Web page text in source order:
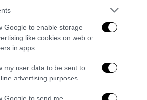
Google to enable storage
like cookies on web or
in apps.
my user data to be sent to
advertising purposes.
Google to send me
δεν υπάρχει κίνδυνος
Διεύθυνση Ηλεκτρονικής
τηςΑΑΔΕθα αποστείλει
ενδιαφερόμενα πρόσωπα,
την αλλαγή κωδικών